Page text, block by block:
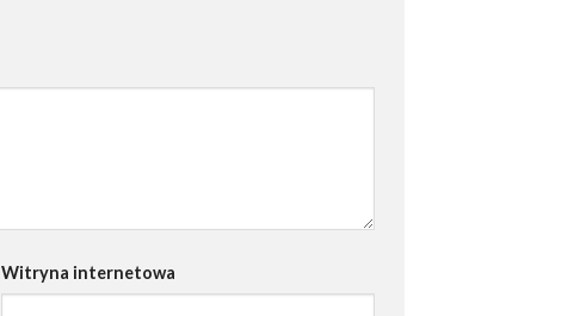
Witryna internetowa